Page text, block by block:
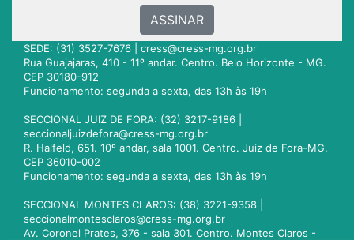
ASSINAR
SEDE: (31) 3527-7676 | cress@cress-mg.org.br
Rua Guajajaras, 410 - 11º andar. Centro. Belo Horizonte - MG.
CEP 30180-912
Funcionamento: segunda a sexta, das 13h às 19h
SECCIONAL JUIZ DE FORA: (32) 3217-9186 |
seccionaljuizdefora@cress-mg.org.br
R. Halfeld, 651. 10º andar, sala 1001. Centro. Juiz de Fora-MG.
CEP 36010-002
Funcionamento: segunda a sexta, das 13h às 19h
SECCIONAL MONTES CLAROS: (38) 3221-9358 |
seccionalmontesclaros@cress-mg.org.br
Av. Coronel Prates, 376 - sala 301. Centro. Montes Claros -